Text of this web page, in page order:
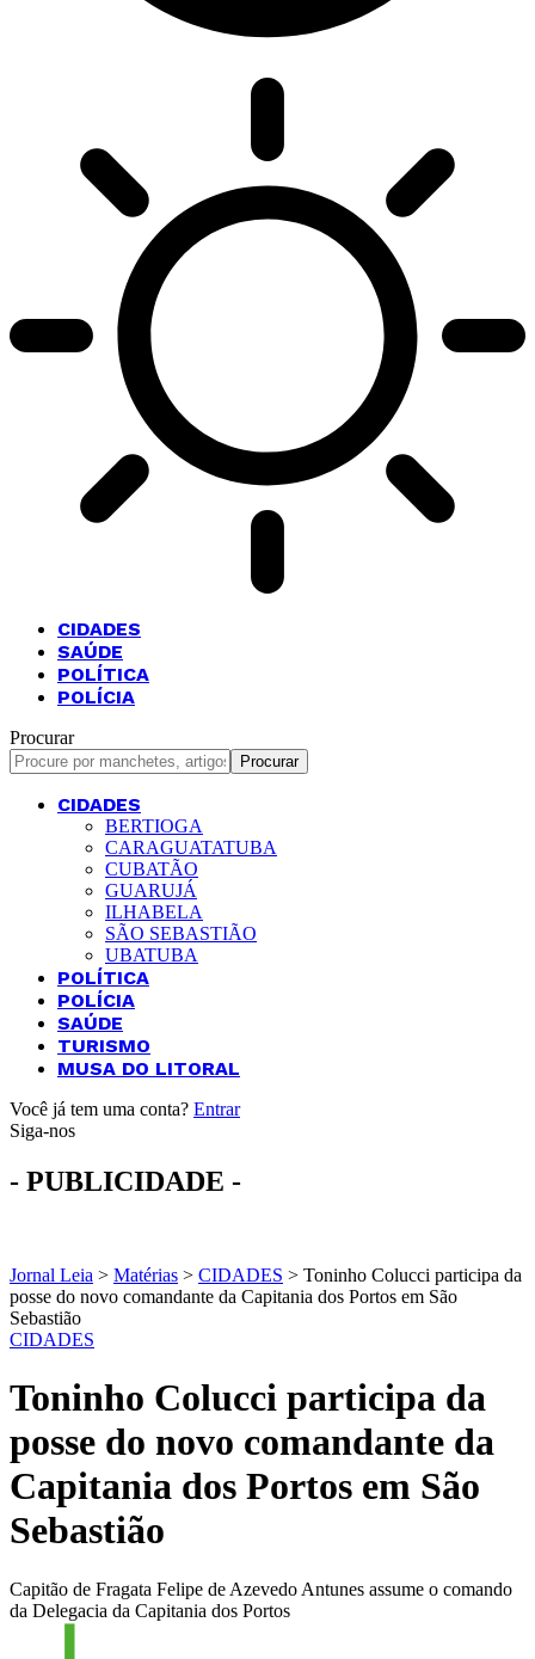
CIDADES
SAÚDE
POLÍTICA
POLÍCIA
Procurar
CIDADES
BERTIOGA
CARAGUATATUBA
CUBATÃO
GUARUJÁ
ILHABELA
SÃO SEBASTIÃO
UBATUBA
POLÍTICA
POLÍCIA
SAÚDE
TURISMO
MUSA DO LITORAL
Você já tem uma conta? Entrar
Siga-nos
- PUBLICIDADE -
Jornal Leia > Matérias > CIDADES > Toninho Colucci participa da
posse do novo comandante da Capitania dos Portos em São
Sebastião
CIDADES
Toninho Colucci participa da
posse do novo comandante da
Capitania dos Portos em São
Sebastião
Capitão de Fragata Felipe de Azevedo Antunes assume o comando
da Delegacia da Capitania dos Portos